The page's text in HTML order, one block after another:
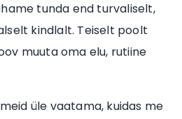
tunda end turvaliselt,
kindlalt. Teiselt poolt
muuta oma elu, rutiine
üle vaatama, kuidas me